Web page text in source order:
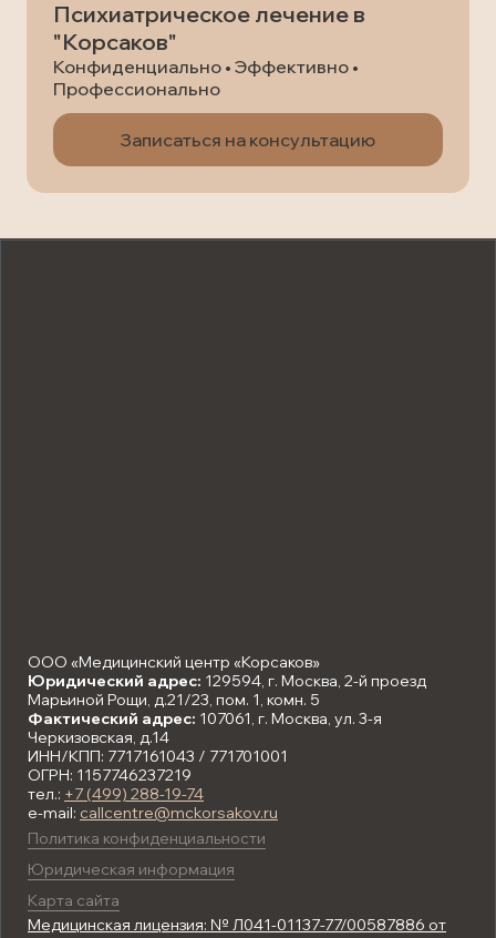
Психиатрическое лечение в
"Корсаков"
Конфиденциально • Эффективно •
Профессионально
Записаться на консультацию
ООО «Медицинский центр «Корсаков»
Юридический адрес: 129594, г. Москва, 2-й проезд
Марьиной Рощи, д.21/23, пом. 1, комн. 5
Фактический адрес: 107061, г. Москва, ул. 3-я
Черкизовская, д.14
ИНН/КПП: 7717161043 / 771701001
ОГРН: 1157746237219
тел.: +7 (499) 288-19-74
e-mail: callcentre@mckorsakov.ru
Политика конфиденциальности
Юридическая информация
Карта сайта
Медицинская лицензия: № Л041-01137-77/00587886 от